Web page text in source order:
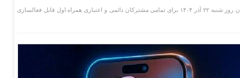
دو بسته ویژه روز مادر در بازه زمانی روز چهارشنبه تا پایان روز شنبه ۲۲ آذر ۱۴۰۴ برای تمامی مشترکان دائمی و اعتباری همراه اول قابل فعالسازی